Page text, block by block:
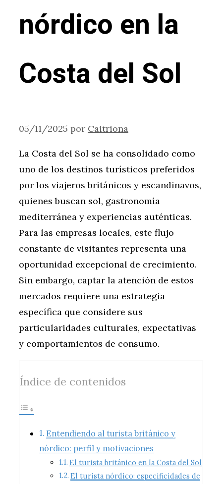
nórdico en la
Costa del Sol
05/11/2025 por Caitriona
La Costa del Sol se ha consolidado como
uno de los destinos turísticos preferidos
por los viajeros británicos y escandinavos,
quienes buscan sol, gastronomía
mediterránea y experiencias auténticas.
Para las empresas locales, este flujo
constante de visitantes representa una
oportunidad excepcional de crecimiento.
Sin embargo, captar la atención de estos
mercados requiere una estrategia
específica que considere sus
particularidades culturales, expectativas
y comportamientos de consumo.
Índice de contenidos
Entendiendo al turista británico y
nórdico: perfil y motivaciones
El turista británico en la Costa del Sol
El turista nórdico: especificidades de